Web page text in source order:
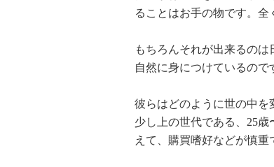
ることはお手の物です。全
もちろんそれが出来るの
自然に身につけているので
彼らはどのように世の中を
少し上の世代である、25
えて、購買嗜好などが慎重